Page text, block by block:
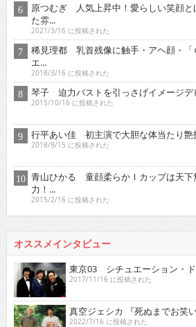
原つむぎ 人気上昇中！愛らしい笑顔と
た雰...
2021/3/16 に投稿された
稀見理都 乳首残像に触手・アヘ顔・
エ...
2018/3/16 に投稿された
琴子 迫力バストを引っさげイメージデ
2015/10/16 に投稿された
行平あい佳 初主演で大胆な体当たり艶
2018/9/15 に投稿された
青山ひかる 童顔柔らかＩカップは天下
力！...
2015/2/16 に投稿された
オススメインタビュー
東京03 シチュエーション・
2017/11/16 に投稿された
真空ジェシカ 『死ぬまでお笑
2022/7/16 に投稿された